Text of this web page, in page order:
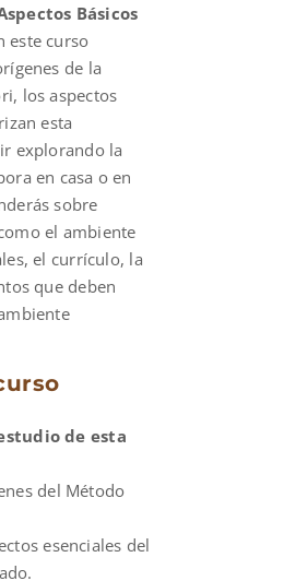
$200.00.
Básicos
este curso
de la
los aspectos
esta
explorando la
en casa o en
sobre
el ambiente
el currículo, la
que deben
de esta
del Método
esenciales del